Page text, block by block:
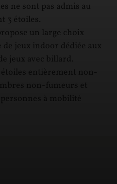
ne sont pas admis au
3 étoiles.
un large choix
jeux indoor dédiée aux
jeux avec billard.